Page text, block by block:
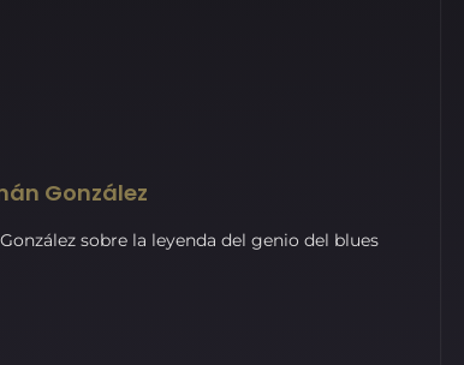
González
sobre la leyenda del genio del blues